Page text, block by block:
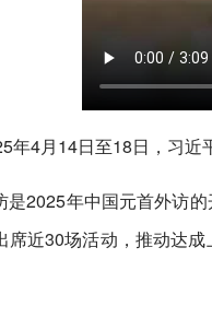
年4月14日至18日，习近
是2025年中国元首外访
席近30场活动，推动达